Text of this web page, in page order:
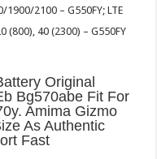
2100 – G550FY; LTE
(800), 40 (2300) – G550FY
Original
Bg570abe Fit For
Amima Gizmo
As Authentic
Fast